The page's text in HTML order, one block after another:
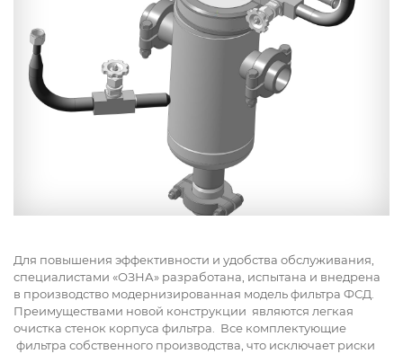
Для повышения эффективности и удобства обслуживания,
специалистами «ОЗНА» разработана, испытана и внедрена
в производство модернизированная модель фильтра ФСД.
Преимуществами новой конструкции являются легкая
очистка стенок корпуса фильтра. Все комплектующие
фильтра собственного производства, что исключает риски